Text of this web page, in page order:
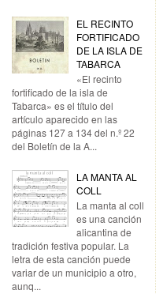
EL RECINTO
FORTIFICADO
DE LA ISLA DE
TABARCA
«El recinto
fortificado de la isla de
Tabarca» es el título del
artículo aparecido en las
páginas 127 a 134 del n.º 22
del Boletín de la A...
LA MANTA AL
COLL
La manta al coll
es una canción
alicantina de
tradición festiva popular. La
letra de esta canción puede
variar de un municipio a otro,
aunq...